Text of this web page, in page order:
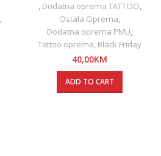
,
, Dodatna oprema TATTOO,
Ostala Oprema,
Dodatna oprema PMU,
Tattoo oprema, Black Friday
40,00KM
ADD TO CART